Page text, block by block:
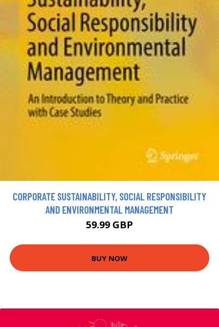
CORPORATE SUSTAINABILITY, SOCIAL RESPONSIBILITY
AND ENVIRONMENTAL MANAGEMENT
59.99 GBP
BUY NOW